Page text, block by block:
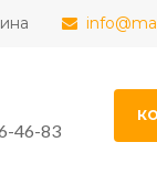
46-83